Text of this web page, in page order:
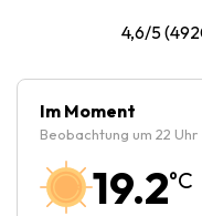
Freitag :10:00
Samstag :
Sonntag :10:00 -
4,6/5(
Im Moment
Beobachtung um 22 Uhr
19.2°C